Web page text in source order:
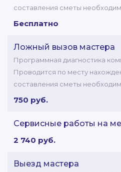
составления сметы
Бесплатно
Ложный вызов мастера
Программная диагностика
Проводится по месту
составления сметы
750 руб.
Сервисные работы на
2 740 руб.
Выезд мастера